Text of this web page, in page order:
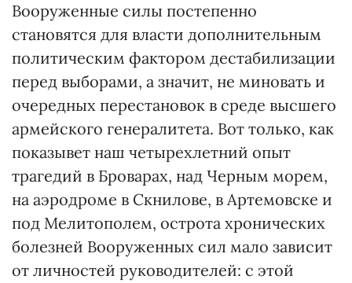
Вооруженные силы постепенно
становятся для власти дополнительным
политическим фактором дестабилизации
перед выборами, а значит, не миновать и
очередных перестановок в среде высшего
армейского генералитета. Вот только, как
показывет наш четырехлетний опыт
трагедий в Броварах, над Черным морем,
на аэродроме в Скнилове, в Артемовске и
под Мелитополем, острота хронических
болезней Вооруженных сил мало зависит
от личностей руководителей: с этой